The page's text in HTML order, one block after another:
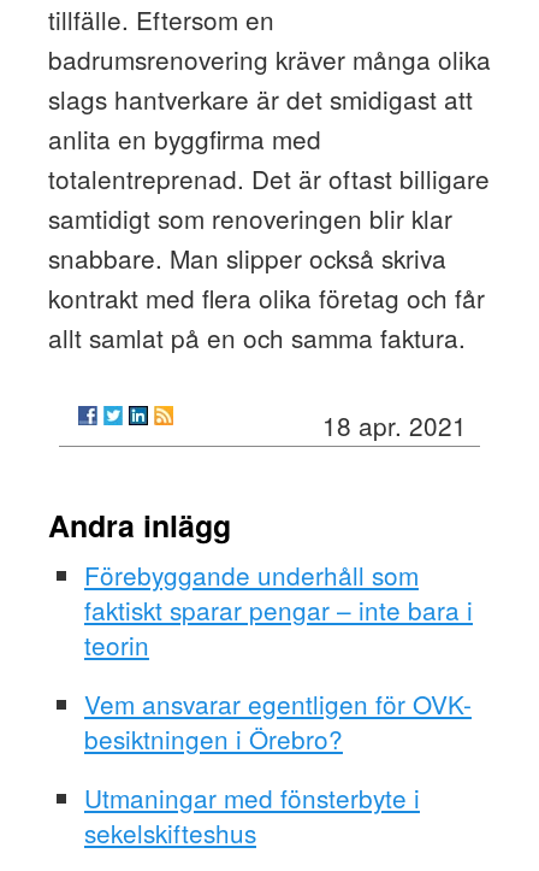
tillfälle. Eftersom en
badrumsrenovering kräver många olika
slags hantverkare är det smidigast att
anlita en byggfirma med
totalentreprenad. Det är oftast billigare
samtidigt som renoveringen blir klar
snabbare. Man slipper också skriva
kontrakt med flera olika företag och får
allt samlat på en och samma faktura.
18 apr. 2021
Andra inlägg
Förebyggande underhåll som
faktiskt sparar pengar – inte bara i
teorin
Vem ansvarar egentligen för OVK-
besiktningen i Örebro?
Utmaningar med fönsterbyte i
sekelskifteshus